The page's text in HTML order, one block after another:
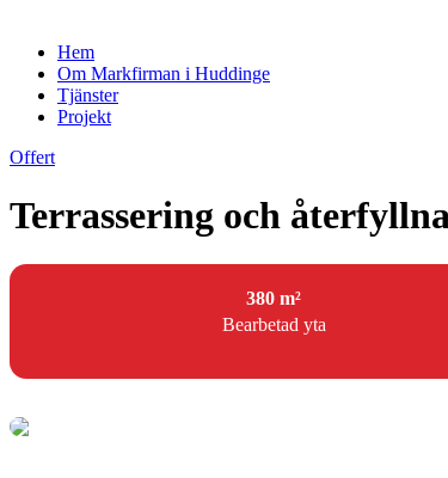
Hem
Om Markfirman i Huddinge
Tjänster
Projekt
Offert
Terrassering och
380 m²
Bearbetad yta